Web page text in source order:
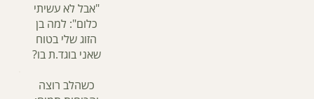
"אבל לא עשיתי
כלום": למה בן
הזוג שלי בטוח
שאני בוגד.ת בו?
כשהלב רוצה